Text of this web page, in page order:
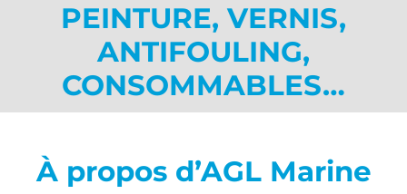
PEINTURE, VERNIS,
ANTIFOULING,
CONSOMMABLES…
À propos d’AGL Marine